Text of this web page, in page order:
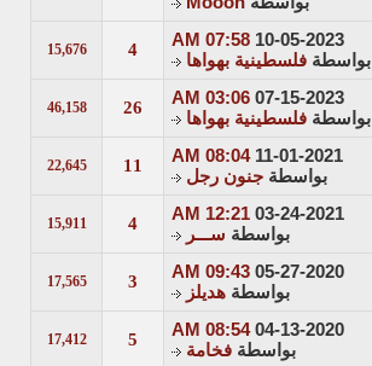
10-05-2023
07:58 AM
بواسطة فلسطينية بهواها
4
15,676
07-15-2023
03:06 AM
بواسطة فلسطينية بهواها
26
46,158
11-01-2021
08:04 AM
بواسطة جنون رجل
11
22,645
03-24-2021
12:21 AM
بواسطة ســـر
4
15,911
05-27-2020
09:43 AM
بواسطة هديلز
3
17,565
04-13-2020
08:54 AM
بواسطة فخامة
5
17,412